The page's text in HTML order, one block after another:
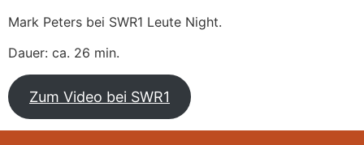
Mark Peters bei SWR1 Leute Night.
Dauer: ca. 26 min.
Zum Video bei SWR1